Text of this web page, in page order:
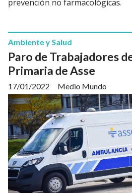
prevención no farmacológicas.
Paro de Trabajadores
Primaria de Asse
Medio Mundo
Ambiente y Salud
17/01/2022